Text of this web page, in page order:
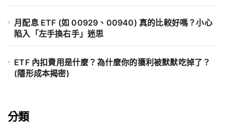
月配息 ETF (如 00929、00940) 真的比較好嗎？小心
陷入「左手換右手」迷思
ETF 內扣費用是什麼？為什麼你的獲利被默默吃掉了？
(隱形成本揭密)
分類